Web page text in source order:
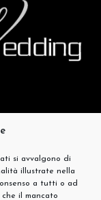
si avvalgono di
illustrate nella
a tutti o ad
il mancato